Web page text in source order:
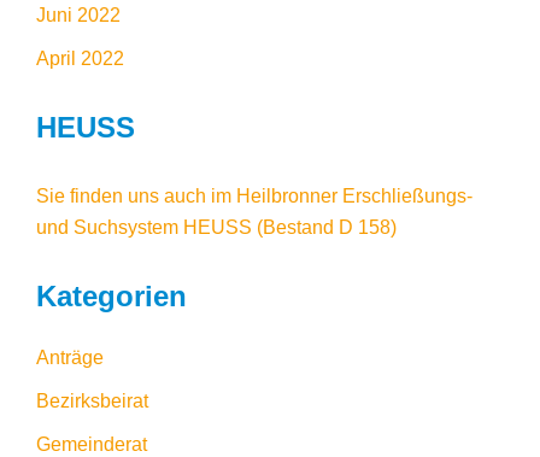
Juni 2022
April 2022
HEUSS
Sie finden uns auch im Heilbronner Erschließungs-
und Suchsystem HEUSS (Bestand D 158)
Kategorien
Anträge
Bezirksbeirat
Gemeinderat